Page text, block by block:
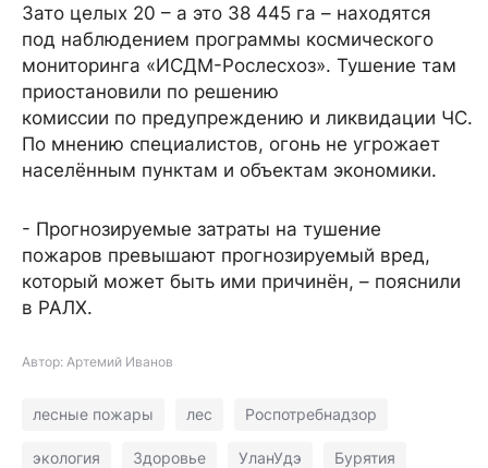
Зато целых 20 – а это 38 445 га – находятся
под наблюдением программы космического
мониторинга «ИСДМ-Рослесхоз». Тушение там
приостановили по решению
комиссии по предупреждению и ликвидации ЧС.
По мнению специалистов, огонь не угрожает
населённым пунктам и объектам экономики.
- Прогнозируемые затраты на тушение
пожаров превышают прогнозируемый вред,
который может быть ими причинён, – пояснили
в РАЛХ.
Автор: Артемий Иванов
лесные пожары лес Роспотребнадзор
экология Здоровье УланУдэ Бурятия